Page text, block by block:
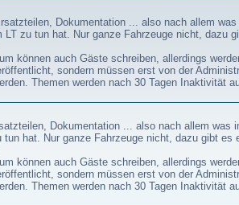
Dokumentation ... also nach allem
LT zu tun hat. Nur ganze Fahrzeuge nicht, dazu
können auch Gäste schreiben, allerdings
sondern müssen erst von der
Themen werden nach 30 Tagen Inaktivität
Dokumentation ... also nach allem was
tun hat. Nur ganze Fahrzeuge nicht, dazu gibt es
können auch Gäste schreiben, allerdings
sondern müssen erst von der
Themen werden nach 30 Tagen Inaktivität